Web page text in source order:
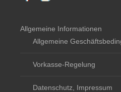
Allgemeine Informationen
Allgemeine
Vorkasse-Regelung
Datenschutz, Impressum